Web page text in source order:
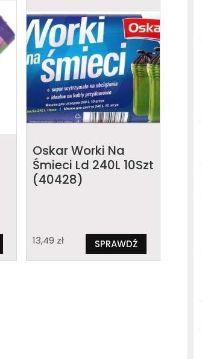
Oskar Worki Na
Śmieci Ld 240L 10Szt
(40428)
13,49 zł SPRAWDŹ